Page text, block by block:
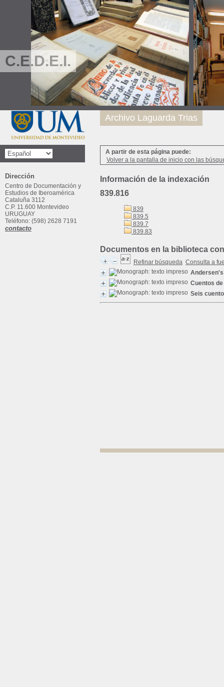
C.E.D.E.I.
A partir de esta página puede:
Volver a la pantalla de inicio con las
Información de la indexación
839.816
839
839.5
839.7
839.83
Documentos en la biblioteca
Refinar búsqueda Consulta a
Cuentos
Seis
Archivo Laguarda Trias
Dirección
Centro de Documentación y
Estudios de Iberoamérica
Cataluña 3112
C.P. 11.600 Montevideo
URUGUAY
Teléfono: (598) 2628 7191
contacto